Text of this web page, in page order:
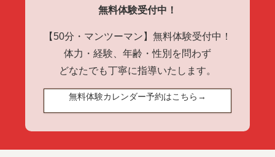
無料体験受付中！
【50分・マンツーマン】無料体験受付中！
体力・経験、年齢・性別を問わず
どなたでも丁寧に指導いたします。
無料体験カレンダー予約はこちら→